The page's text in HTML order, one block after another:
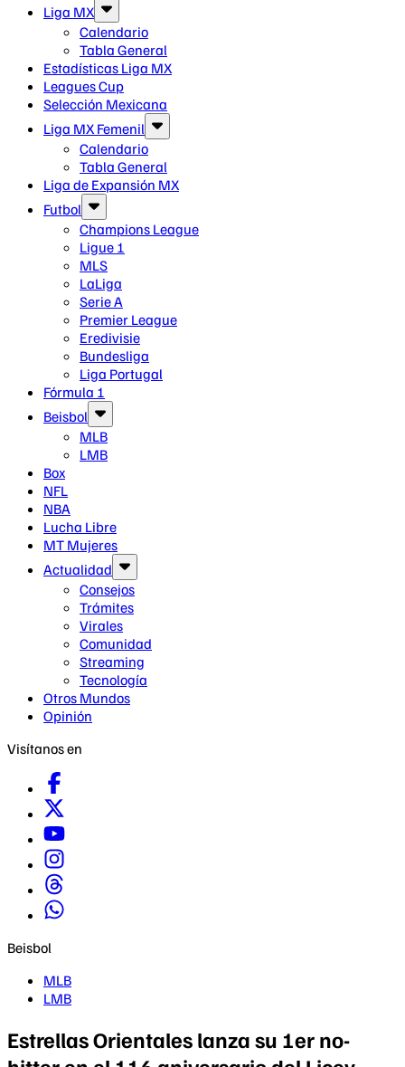
Liga MX
Calendario
Tabla General
Estadísticas Liga MX
Leagues Cup
Selección Mexicana
Liga MX Femenil
Calendario
Tabla General
Liga de Expansión MX
Futbol
Champions League
Ligue 1
MLS
LaLiga
Serie A
Premier League
Eredivisie
Bundesliga
Liga Portugal
Fórmula 1
Beisbol
MLB
LMB
Box
NFL
NBA
Lucha Libre
MT Mujeres
Actualidad
Consejos
Trámites
Virales
Comunidad
Streaming
Tecnología
Otros Mundos
Opinión
Visítanos en
Beisbol
MLB
LMB
Estrellas Orientales lanza su 1er no-